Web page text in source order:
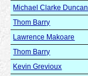
Michael Clarke Duncan
Thom Barry
Lawrence Makoare
Thom Barry
Kevin Grevioux